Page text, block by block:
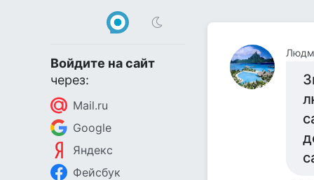
Войдите на сайт
через:
Mail.ru
Google
Яндекс
Фейсбук